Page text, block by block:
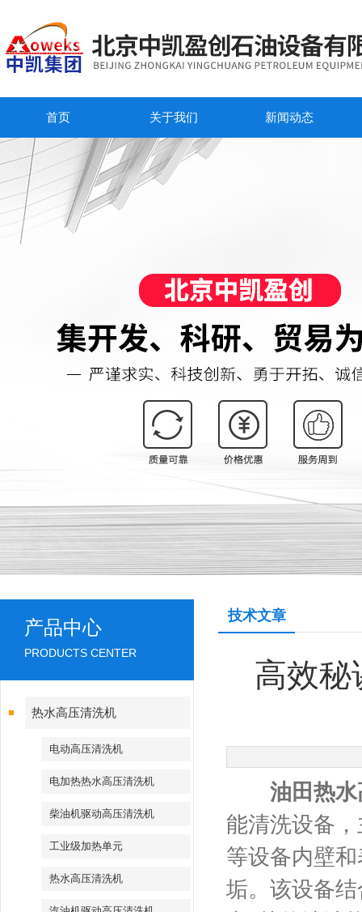
首页 关于我们 新闻动态
产品中心
PRODUCTS CENTER
热水高压清洗机
电动高压清洗机
电加热热水高压清洗机
柴油机驱动高压清洗机
工业级加热单元
热水高压清洗机
技术文章
高效秘
油田热
能清洗设备
等设备内壁
垢。该设备